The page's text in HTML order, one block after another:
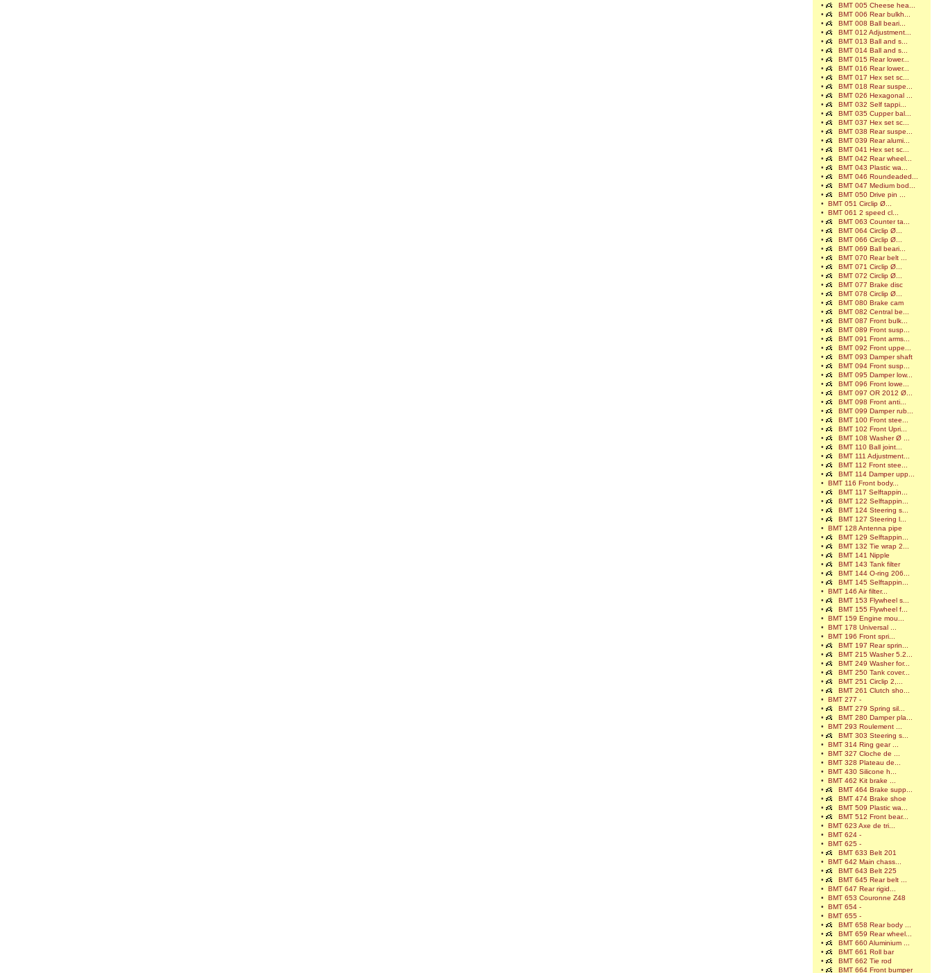
•
BMT 005 Cheese hea...
•
BMT 006 Rear bulkh...
•
BMT 008 Ball beari...
•
BMT 012 Adjustment...
•
BMT 013 Ball and s...
•
BMT 014 Ball and s...
•
BMT 015 Rear lower...
•
BMT 016 Rear lower...
•
BMT 017 Hex set sc...
•
BMT 018 Rear suspe...
•
BMT 026 Hexagonal ...
•
BMT 032 Self tappi...
•
BMT 035 Cupper bal...
•
BMT 037 Hex set sc...
•
BMT 038 Rear suspe...
•
BMT 039 Rear alumi...
•
BMT 041 Hex set sc...
•
BMT 042 Rear wheel...
•
BMT 043 Plastic wa...
•
BMT 046 Roundeaded...
•
BMT 047 Medium bod...
•
BMT 050 Drive pin ...
•
BMT 051 Circlip Ø...
•
BMT 061 2 speed cl...
•
BMT 063 Counter ta...
•
BMT 064 Circlip Ø...
•
BMT 066 Circlip Ø...
•
BMT 069 Ball beari...
•
BMT 070 Rear belt ...
•
BMT 071 Circlip Ø...
•
BMT 072 Circlip Ø...
•
BMT 077 Brake disc
•
BMT 078 Circlip Ø...
•
BMT 080 Brake cam
•
BMT 082 Central be...
•
BMT 087 Front bulk...
•
BMT 089 Front susp...
•
BMT 091 Front arms...
•
BMT 092 Front uppe...
•
BMT 093 Damper shaft
•
BMT 094 Front susp...
•
BMT 095 Damper low...
•
BMT 096 Front lowe...
•
BMT 097 OR 2012 Ø...
•
BMT 098 Front anti...
•
BMT 099 Damper rub...
•
BMT 100 Front stee...
•
BMT 102 Front Upri...
•
BMT 108 Washer Ø ...
•
BMT 110 Ball joint...
•
BMT 111 Adjustment...
•
BMT 112 Front stee...
•
BMT 114 Damper upp...
•
BMT 116 Front body...
•
BMT 117 Selftappin...
•
BMT 122 Selftappin...
•
BMT 124 Steering s...
•
BMT 127 Steering l...
•
BMT 128 Antenna pipe
•
BMT 129 Selftappin...
•
BMT 132 Tie wrap 2...
•
BMT 141 Nipple
•
BMT 143 Tank filter
•
BMT 144 O-ring 206...
•
BMT 145 Selftappin...
•
BMT 146 Air filter...
•
BMT 153 Flywheel s...
•
BMT 155 Flywheel f...
•
BMT 159 Engine mou...
•
BMT 178 Universal ...
•
BMT 196 Front spri...
•
BMT 197 Rear sprin...
•
BMT 215 Washer 5.2...
•
BMT 249 Washer for...
•
BMT 250 Tank cover...
•
BMT 251 Circlip 2,...
•
BMT 261 Clutch sho...
•
BMT 277 -
•
BMT 279 Spring sil...
•
BMT 280 Damper pla...
•
BMT 293 Roulement ...
•
BMT 303 Steering s...
•
BMT 314 Ring gear ...
•
BMT 327 Cloche de ...
•
BMT 328 Plateau de...
•
BMT 430 Silicone h...
•
BMT 462 Kit brake ...
•
BMT 464 Brake supp...
•
BMT 474 Brake shoe
•
BMT 509 Plastic wa...
•
BMT 512 Front bear...
•
BMT 623 Axe de tri...
•
BMT 624 -
•
BMT 625 -
•
BMT 633 Belt 201
•
BMT 642 Main chass...
•
BMT 643 Belt 225
•
BMT 645 Rear belt ...
•
BMT 647 Rear rigid...
•
BMT 653 Couronne Z48
•
BMT 654 -
•
BMT 655 -
•
BMT 658 Rear body ...
•
BMT 659 Rear wheel...
•
BMT 660 Aluminium ...
•
BMT 661 Roll bar
•
BMT 662 Tie rod
•
BMT 664 Front bumper